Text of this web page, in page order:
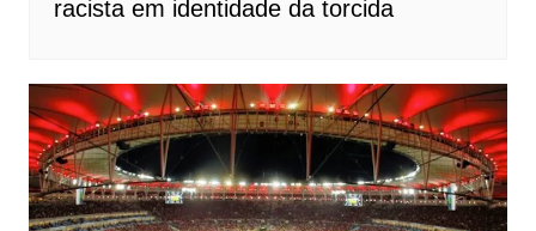
racista em identidade da torcida